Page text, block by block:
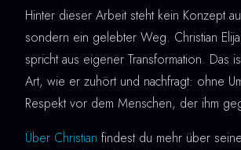
Hinter dieser Arbeit steht kein Konzept
sondern ein gelebter Weg. Christian
spricht aus eigener Transformation. Das
Art, wie er zuhört und nachfragt: ohne
Respekt vor dem Menschen, der ihm
Über Christian findest du mehr über